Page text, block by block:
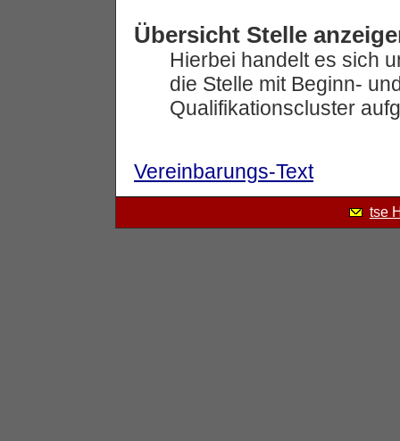
Übersicht Stelle
Hierbei handelt es sich
die Stelle mit Beginn-
Qualifikationscluster
Vereinbarungs-Text
tse